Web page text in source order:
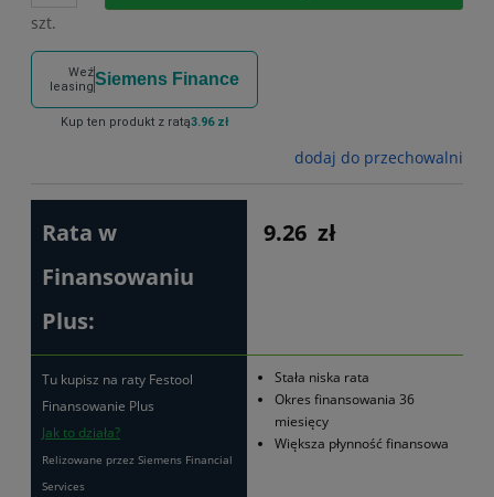
szt.
Weź
leasingSiemens Finance
Kup ten produkt z ratą3.96 zł
dodaj do przechowalni
Rata w
Finansowaniu
Plus:
9.26 zł
Tu kupisz na raty Festool
Finansowanie Plus
Jak to działa?
Relizowane przez Siemens Financial
Services
Stała niska rata
Okres finansowania 36
miesięcy
Większa płynność finansowa